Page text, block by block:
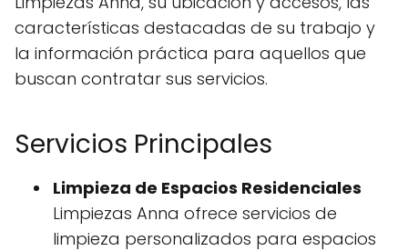
características destacadas de su trabajo y
la información práctica para aquellos que
buscan contratar sus servicios.
Servicios Principales
Limpieza de Espacios Residenciales
Limpiezas Anna ofrece servicios de
limpieza personalizados para espacios